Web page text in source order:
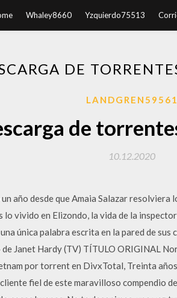
Whaley8660 Yzquierdo75513
DE
LANDGREN59561
de
10.12.2020
año desde que Amaia Salazar
lo vivido en Elizondo, la vida de la
única palabra escrita en la pared de
Janet Hardy (TV) TÍTULO ORIGINAL
por torrent en DivxTotal, Treinta
fiel de este maravilloso compendio